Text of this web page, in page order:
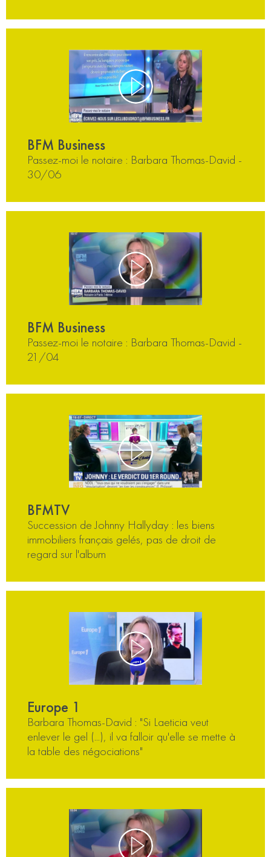
BFM Business
Passez-moi le notaire : Barbara Thomas-David -
30/06
BFM Business
Passez-moi le notaire : Barbara Thomas-David -
21/04
BFMTV
Succession de Johnny Hallyday : les biens
immobiliers français gelés, pas de droit de
regard sur l'album
Europe 1
Barbara Thomas-David : "Si Laeticia veut
enlever le gel (...), il va falloir qu'elle se mette à
la table des négociations"